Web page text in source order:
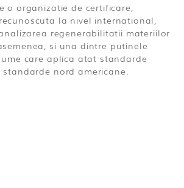
o organizatie de certificare,
la nivel international,
regenerabilitatii materiilor
si una dintre putinele
care aplica atat standarde
nord americane.